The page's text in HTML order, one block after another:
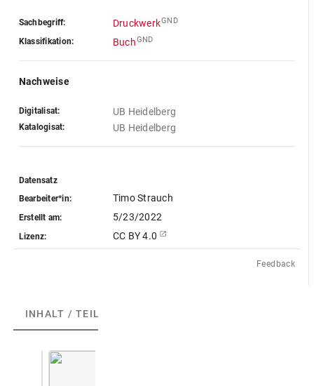
Sachbegriff: DruckwerkGND
Klassifikation: BuchGND
Nachweise
Digitalisat: UB Heidelberg
Katalogisat: UB Heidelberg
Datensatz
Bearbeiter*in:
Timo Strauch
Erstellt am: 5/23/2022
Lizenz: CC BY 4.0
Feedback
INHALT / TEILE